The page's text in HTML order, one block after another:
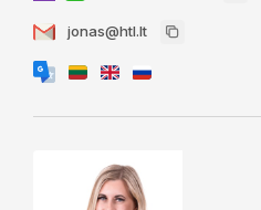
jonas@htl.lt